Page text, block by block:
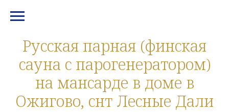
Русская парная (финская
сауна с парогенератором)
на мансарде в доме в
Ожигово, снт Лесные Дали